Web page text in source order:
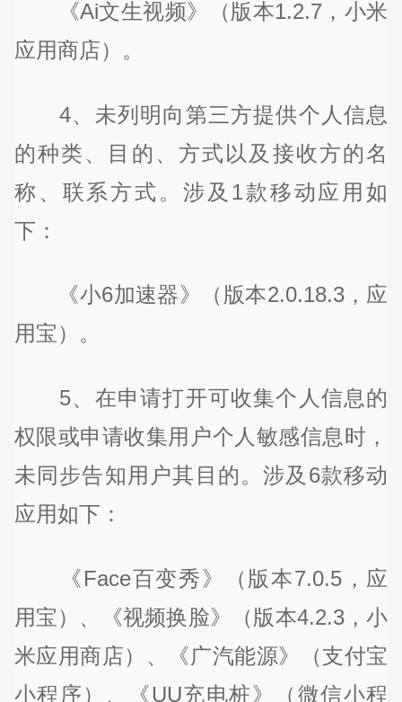
《Ai文生视频》（版本1.2.7，小米
应用商店）。
4、未列明向第三方提供个人信息
的种类、目的、方式以及接收方的名
称、联系方式。涉及1款移动应用如
下：
《小6加速器》（版本2.0.18.3，应
用宝）。
5、在申请打开可收集个人信息的
权限或申请收集用户个人敏感信息时，
未同步告知用户其目的。涉及6款移动
应用如下：
《Face百变秀》（版本7.0.5，应
用宝）、《视频换脸》（版本4.2.3，小
米应用商店）、《广汽能源》（支付宝
小程序）、《UU充电桩》（微信小程